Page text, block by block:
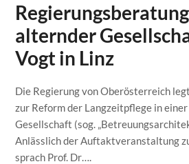
alternder
Vogt in Linz
Die Regierung von Oberösterreich
zur Reform der Langzeitpflege in
Gesellschaft (sog.
Anlässlich der Auftaktveranstaltung
sprach Prof. Dr….